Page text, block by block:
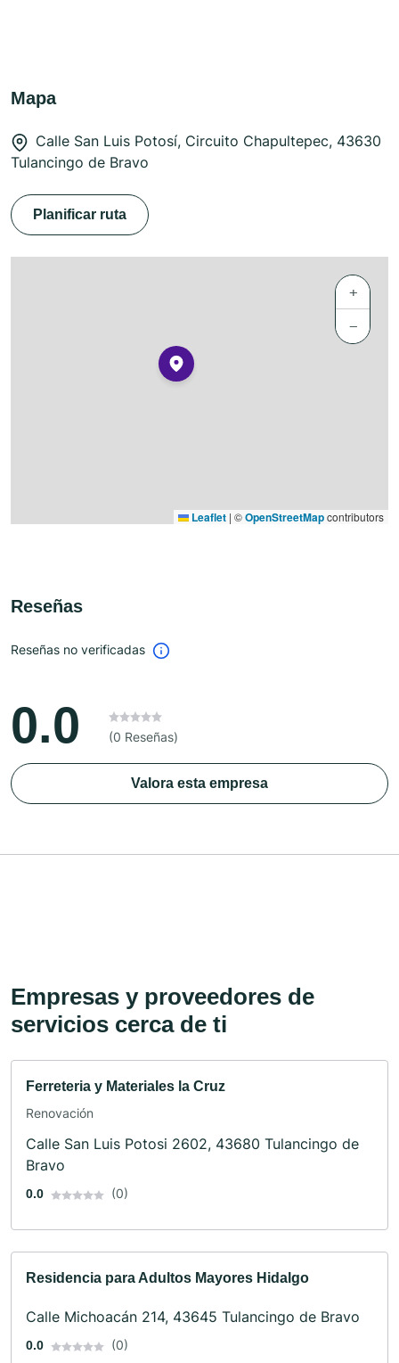
Mapa
Calle San Luis Potosí, Circuito Chapultepec, 43630
Tulancingo de Bravo
Planificar ruta
+
−
Leaflet | ©OpenStreetMapcontributors
Reseñas
Reseñas no verificadas
0.0 (0 Reseñas)
Valora esta empresa
Empresas y proveedores de
servicios cerca de ti
Ferreteria y Materiales la Cruz
Renovación
Calle San Luis Potosi 2602, 43680 Tulancingo de
Bravo
0.0 (0)
Residencia para Adultos Mayores Hidalgo
Calle Michoacán 214, 43645 Tulancingo de Bravo
0.0 (0)